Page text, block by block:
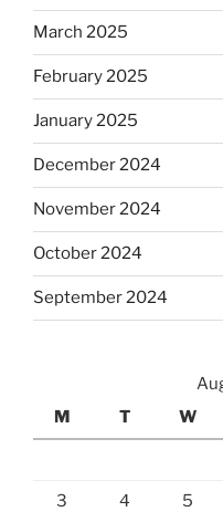
March 2025
February 2025
January 2025
December 2024
November 2024
October 2024
September 2024
M
T W
3 4 5